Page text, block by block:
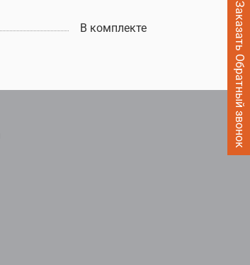
Заказать Обратный звонок
В комплекте